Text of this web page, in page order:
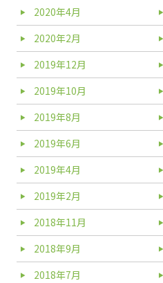
2020年4月
2020年2月
2019年12月
2019年10月
2019年8月
2019年6月
2019年4月
2019年2月
2018年11月
2018年9月
2018年7月